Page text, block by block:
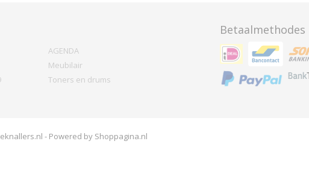
AGENDA
Meubilair
Toners en drums
Betaalmethodes
- Powered by Shoppagina.nl